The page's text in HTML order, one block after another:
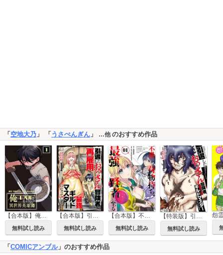
「空地大乃 」 「うさぺんぎん 」 …他のおすすめ作品
【合本版】俺だけレベルが見える異世界英雄譚
無料試し読み
【合本版】引退したおっさん冒険者、再雇用で最強ギルドマスターになってしまう
無料試し読み
【合本版】不遇の荷物持ち、最強賢者に至る
無料試し読み
【特装版】引退したおっさん冒険者、再雇用で最強ギルドマスターになってしまう
無料試し読み
怨
「 COMICアンブル」のおすすめ作品